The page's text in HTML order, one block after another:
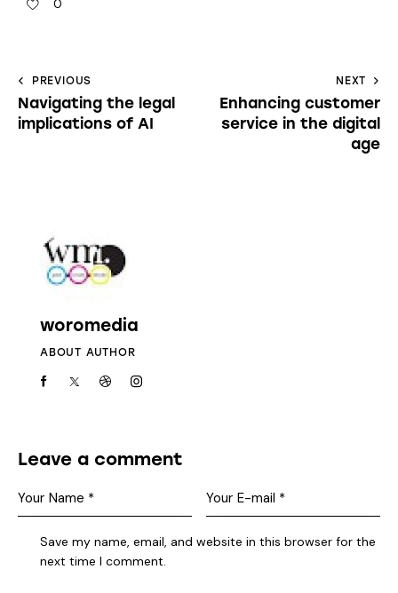
0
PREVIOUS
Navigating the legal
implications of AI
NEXT
Enhancing customer
service in the digital
age
woromedia
ABOUT AUTHOR
Leave a comment
Save my name, email, and website in this browser for the
next time I comment.